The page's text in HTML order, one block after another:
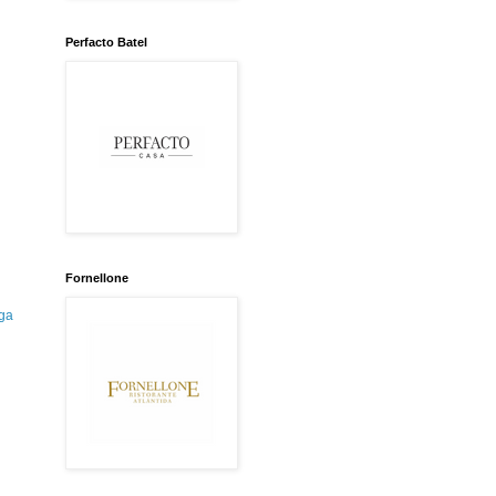
Perfacto Batel
Fornellone